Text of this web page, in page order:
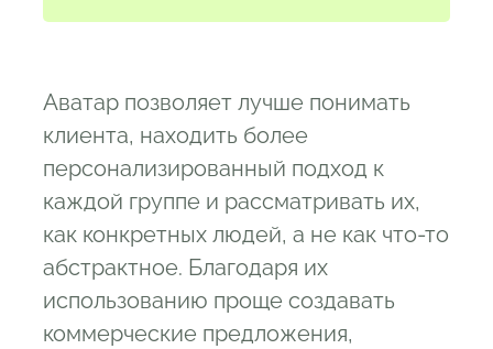
Аватар позволяет лучше понимать
клиента, находить более
персонализированный подход к
каждой группе и рассматривать их,
как конкретных людей, а не как что-то
абстрактное. Благодаря их
использованию проще создавать
коммерческие предложения,